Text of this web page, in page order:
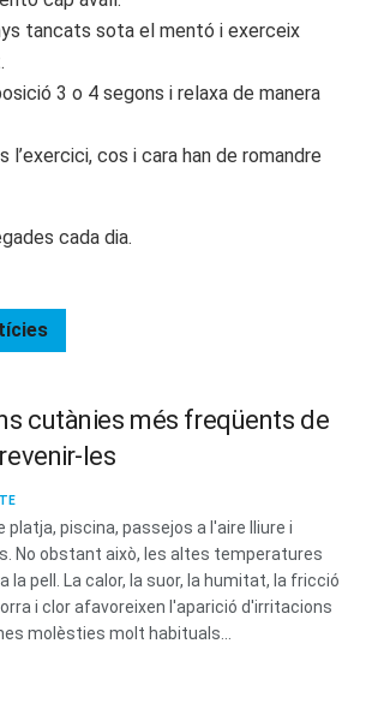
tancats sota el mentó i exerceix
3 o 4 segons i relaxa de manera
cos i cara han de romandre
cada dia.
cutànies més freqüents de
les
platja, piscina, passejos a l'aire lliure i
No obstant això, les altes temperatures
la pell. La calor, la suor, la humitat, la fricció
i clor afavoreixen l'aparició d'irritacions
molèsties molt habituals...